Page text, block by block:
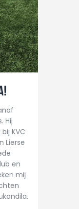
Hij
KVC
Lierse
en
mij